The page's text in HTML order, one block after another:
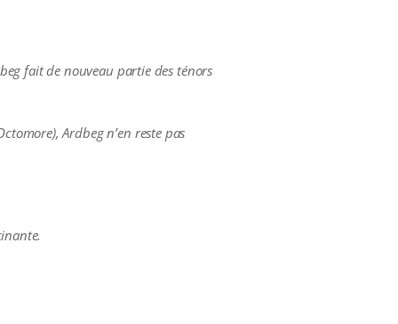
fait de nouveau partie des ténors
Ardbeg n’en reste pas